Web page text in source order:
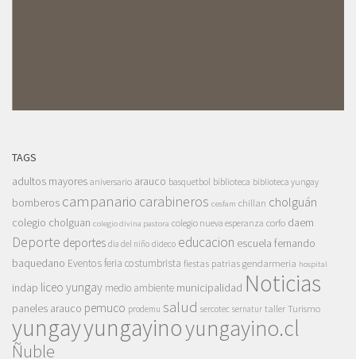
TAGS
adultos mayores aniversario arauco basquetbol biblioteca biblioteca yungay
bomberos campanario carabineros cesfam chillan cholguán
colegio cholguan colegio divina pastora colegio nueva esperanza corfo daem
Deporte deportes dia del niño dideco educacion escuela fernando
baquedano Eventosferia costumbrista fiestas patrias gendarmeria hospital
indap liceo yungay medio ambiente municipalidad Noticias
paneles arauco pemuco prodemu salud sercotec sernatur taller Turismo
yungayyungayinoyungayino.cl
Ñuble